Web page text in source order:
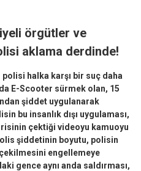
örgütler ve
aklama derdinde!
halka karşı bir suç daha
E-Scooter sürmek olan, 15
şiddet uygulanarak
bu insanlık dışı uygulaması,
çektiği videoyu kamuoyu
şiddetinin boyutu, polisin
engellemeye
gence aynı anda saldırması,